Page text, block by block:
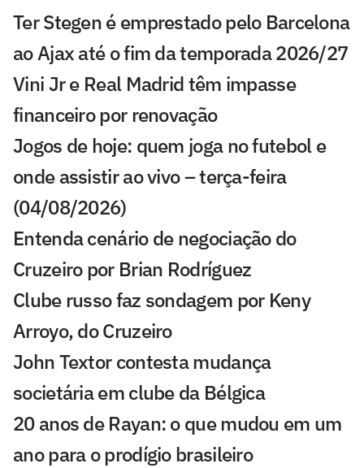
Ter Stegen é emprestado pelo Barcelona
ao Ajax até o fim da temporada 2026/27
Vini Jr e Real Madrid têm impasse
financeiro por renovação
Jogos de hoje: quem joga no futebol e
onde assistir ao vivo – terça-feira
(04/08/2026)
Entenda cenário de negociação do
Cruzeiro por Brian Rodríguez
Clube russo faz sondagem por Keny
Arroyo, do Cruzeiro
John Textor contesta mudança
societária em clube da Bélgica
20 anos de Rayan: o que mudou em um
ano para o prodígio brasileiro